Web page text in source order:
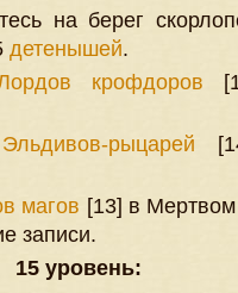
на берег
детенышей.
крофдоров
Эльдивов-рыцарей
магов [13] в
записи.
15 уровень: